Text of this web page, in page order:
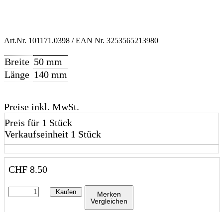
Art.Nr. 101171.0398 / EAN Nr. 3253565213980
Breite 50 mm
Länge 140 mm
Preise inkl. MwSt.
Preis für 1 Stück
Verkaufseinheit 1 Stück
CHF 8.50
Kaufen
Merken
Vergleichen